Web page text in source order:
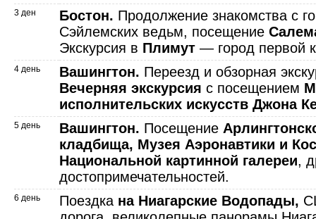
3 ден Бостон. Продолжение знакомства с
Сэйлемских ведьм, посещение
Экскурсия в Плимут — город первой
4 день Вашингтон. Переезд и обзорная
Вечерняя экскурсия с посещением
исполнительских искусств Джона
5 день Вашингтон. Посещение
кладбища, Музея Аэронавтики и
Национальной картинной галереи,
достопримечательностей.
6 день Поездка на Ниагарские Водопады,